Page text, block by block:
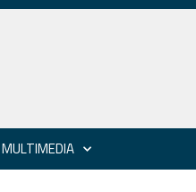
MULTIMEDIA